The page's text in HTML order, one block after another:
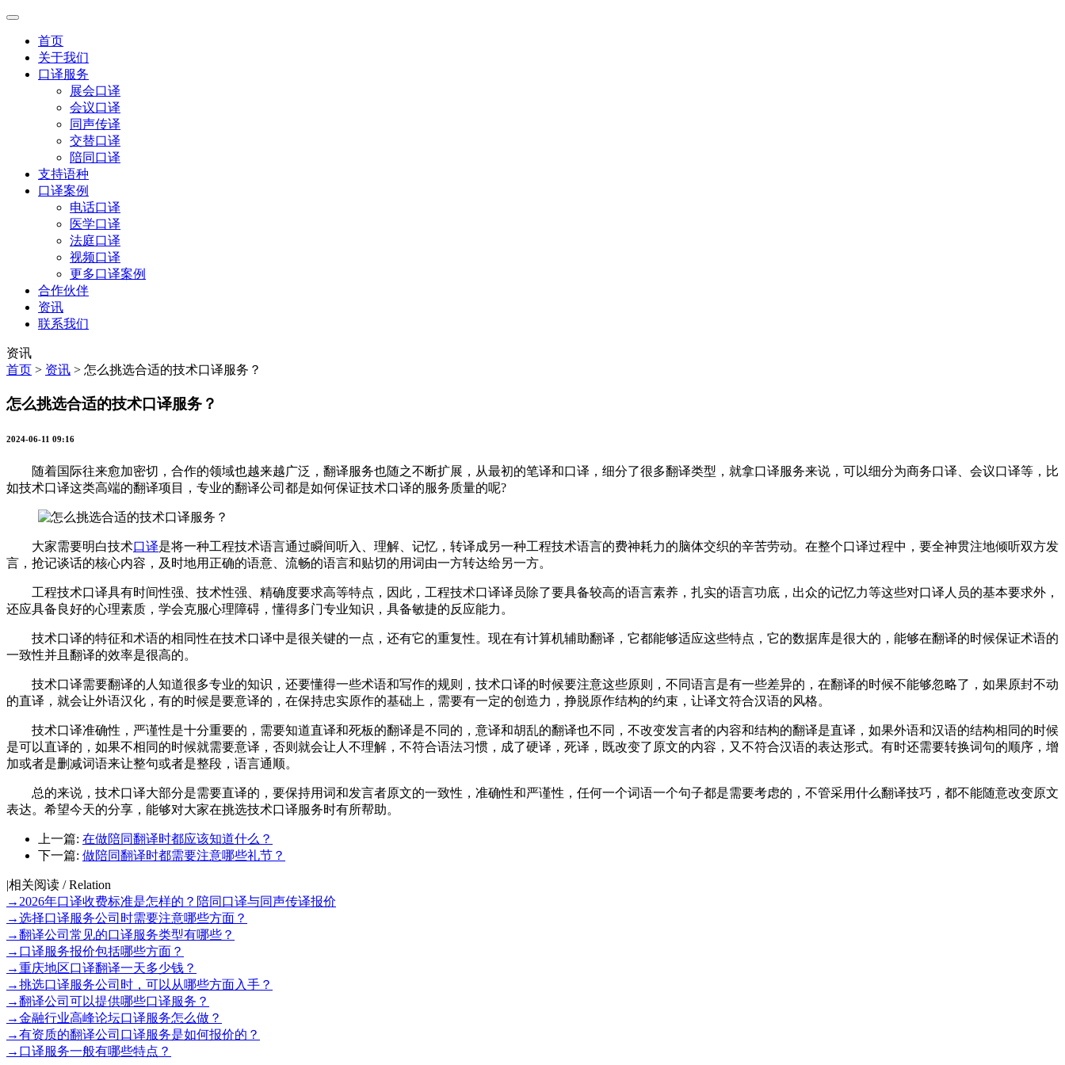
首页
关于我们
口译服务
展会口译
会议口译
同声传译
交替口译
陪同口译
支持语种
口译案例
电话口译
医学口译
法庭口译
视频口译
更多口译案例
合作伙伴
资讯
联系我们
资讯
首页 > 资讯 > 怎么挑选合适的技术口译服务？
怎么挑选合适的技术口译服务？
2024-06-11 09:16
随着国际往来愈加密切，合作的领域也越来越广泛，翻译服务也随之不断扩展，从最初的笔译和口译，细分了很多翻译类型，就拿口译服务来说，可以细分为商务口译、会议口译等，比
如技术口译这类高端的翻译项目，专业的翻译公司都是如何保证技术口译的服务质量的呢?
大家需要明白技术口译是将一种工程技术语言通过瞬间听入、理解、记忆，转译成另一种工程技术语言的费神耗力的脑体交织的辛苦劳动。在整个口译过程中，要全神贯注地倾听双方发
言，抢记谈话的核心内容，及时地用正确的语意、流畅的语言和贴切的用词由一方转达给另一方。
工程技术口译具有时间性强、技术性强、精确度要求高等特点，因此，工程技术口译译员除了要具备较高的语言素养，扎实的语言功底，出众的记忆力等这些对口译人员的基本要求外，
还应具备良好的心理素质，学会克服心理障碍，懂得多门专业知识，具备敏捷的反应能力。
技术口译的特征和术语的相同性在技术口译中是很关键的一点，还有它的重复性。现在有计算机辅助翻译，它都能够适应这些特点，它的数据库是很大的，能够在翻译的时候保证术语的
一致性并且翻译的效率是很高的。
技术口译需要翻译的人知道很多专业的知识，还要懂得一些术语和写作的规则，技术口译的时候要注意这些原则，不同语言是有一些差异的，在翻译的时候不能够忽略了，如果原封不动
的直译，就会让外语汉化，有的时候是要意译的，在保持忠实原作的基础上，需要有一定的创造力，挣脱原作结构的约束，让译文符合汉语的风格。
技术口译准确性，严谨性是十分重要的，需要知道直译和死板的翻译是不同的，意译和胡乱的翻译也不同，不改变发言者的内容和结构的翻译是直译，如果外语和汉语的结构相同的时候
是可以直译的，如果不相同的时候就需要意译，否则就会让人不理解，不符合语法习惯，成了硬译，死译，既改变了原文的内容，又不符合汉语的表达形式。有时还需要转换词句的顺序，增
加或者是删减词语来让整句或者是整段，语言通顺。
总的来说，技术口译大部分是需要直译的，要保持用词和发言者原文的一致性，准确性和严谨性，任何一个词语一个句子都是需要考虑的，不管采用什么翻译技巧，都不能随意改变原文
表达。希望今天的分享，能够对大家在挑选技术口译服务时有所帮助。
上一篇: 在做陪同翻译时都应该知道什么？
下一篇: 做陪同翻译时都需要注意哪些礼节？
|相关阅读 / Relation
→ 2026年口译收费标准是怎样的？陪同口译与同声传译报价
→选择口译服务公司时需要注意哪些方面？
→翻译公司常见的口译服务类型有哪些？
→ 口译服务报价包括哪些方面？
→重庆地区口译翻译一天多少钱？
→挑选口译服务公司时，可以从哪些方面入手？
→翻译公司可以提供哪些口译服务？
→金融行业高峰论坛口译服务怎么做？
→有资质的翻译公司口译服务是如何报价的？
→ 口译服务一般有哪些特点？